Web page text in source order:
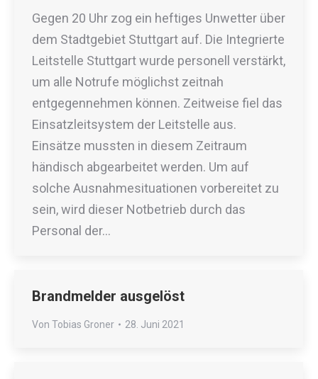
Gegen 20 Uhr zog ein heftiges Unwetter über
dem Stadtgebiet Stuttgart auf. Die Integrierte
Leitstelle Stuttgart wurde personell verstärkt,
um alle Notrufe möglichst zeitnah
entgegennehmen können. Zeitweise fiel das
Einsatzleitsystem der Leitstelle aus.
Einsätze mussten in diesem Zeitraum
händisch abgearbeitet werden. Um auf
solche Ausnahmesituationen vorbereitet zu
sein, wird dieser Notbetrieb durch das
Personal der…
Brandmelder ausgelöst
Von Tobias Groner 28. Juni 2021